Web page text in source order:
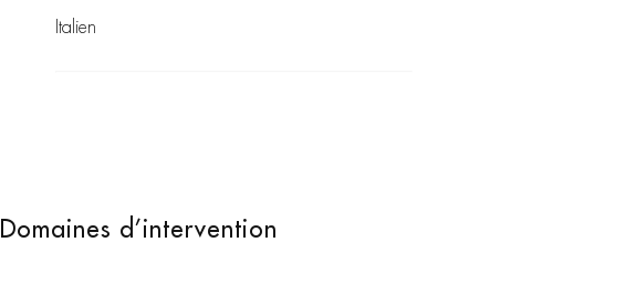
Italien
Domaines d’intervention